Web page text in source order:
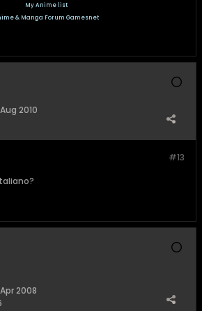
My Anime list
& Manga Forum Gamesnet
Aug 2010
#13
Apr 2008